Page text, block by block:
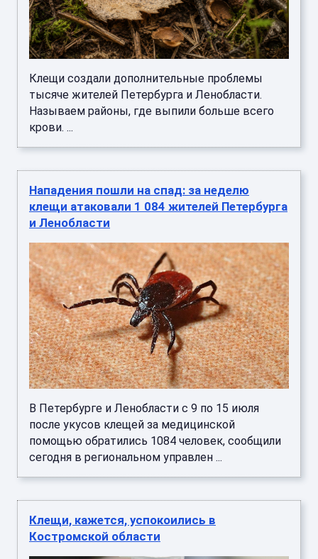
Клещи создали дополнительные проблемы
тысяче жителей Петербурга и Ленобласти.
Называем районы, где выпили больше всего
крови. ...
Нападения пошли на спад: за неделю
клещи атаковали 1 084 жителей Петербурга
и Ленобласти
В Петербурге и Ленобласти с 9 по 15 июля
после укусов клещей за медицинской
помощью обратились 1084 человек, сообщили
сегодня в региональном управлен ...
Клещи, кажется, успокоились в
Костромской области